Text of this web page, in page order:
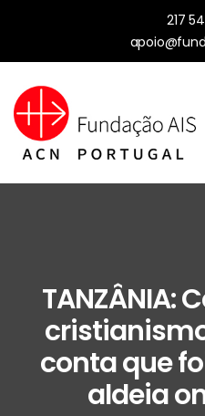
217
TANZÂNIA:
conta que
aldeia